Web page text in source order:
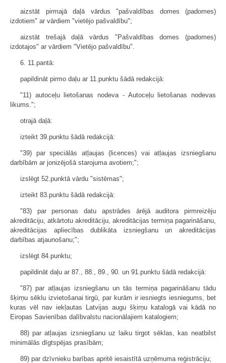
aizstāt pirmajā daļā vārdus "pašvaldības domes (padomes)
izdotiem" ar vārdiem "vietējo pašvaldību";
aizstāt trešajā daļā vārdus "Pašvaldības domes (padomes)
izdotajos" ar vārdiem "Vietējo pašvaldību".
6. 11.pantā:
papildināt pirmo daļu ar 11.punktu šādā redakcijā:
"11) autoceļu lietošanas nodeva - Autoceļu lietošanas nodevas
likums.";
otrajā daļā:
izteikt 39.punktu šādā redakcijā:
"39) par speciālās atļaujas (licences) vai atļaujas izsniegšanu
darbībām ar jonizējošā starojuma avotiem;";
izslēgt 52.punktā vārdu "sistēmas";
izteikt 83.punktu šādā redakcijā:
"83) par personas datu apstrādes ārējā auditora pirmreizēju
akreditāciju, atkārtotu akreditāciju, akreditācijas termiņa pagarināšanu,
akreditācijas apliecības dublikāta izsniegšanu un akreditācijas
darbības atjaunošanu;";
izslēgt 84.punktu;
papildināt daļu ar 87., 88., 89., 90. un 91.punktu šādā redakcijā:
"87) par atļaujas izsniegšanu un tās termiņa pagarināšanu tādu
šķirņu sēklu izvietošanai tirgū, par kurām ir iesniegts iesniegums, bet
kuras vēl nav iekļautas Latvijas augu šķirņu katalogā vai kādā no
Eiropas Savienības dalībvalstu nacionālajiem katalogiem;
88) par atļaujas izsniegšanu uz laiku tirgot sēklas, kas neatbilst
minimālās dīgtspējas prasībām;
89) par dzīvnieku barības apritē iesaistītā uzņēmuma reģistrāciju;